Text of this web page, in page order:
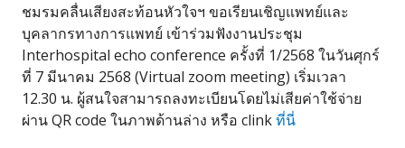
ชมรมคลื่นเสียงสะท้อนหัวใจฯ ขอเรียนเชิญแพทย์และ
บุคลากรทางการแพทย์ เข้าร่วมฟังงานประชุม
Interhospital echo conference ครั้งที่ 1/2568 ในวันศุกร์
ที่ 7 มีนาคม 2568 (Virtual zoom meeting) เริ่มเวลา
12.30 น. ผู้สนใจสามารถลงทะเบียนโดยไม่เสียค่าใช้จ่าย
ผ่าน QR code ในภาพด้านล่าง หรือ clinkที่นี่